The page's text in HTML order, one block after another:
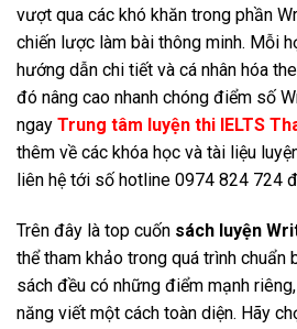
vượt qua các khó khăn trong phần
chiến lược làm bài thông minh. Mỗi
hướng dẫn chi tiết và cá nhân hóa
đó nâng cao nhanh chóng điểm số
ngay Trung tâm luyện thi IELTS
thêm về các khóa học và tài liệu
liên hệ tới số hotline 0974 824 724
Trên đây là top cuốn sách luyện
thể tham khảo trong quá trình chuẩn
sách đều có những điểm mạnh
năng viết một cách toàn diện. Hãy